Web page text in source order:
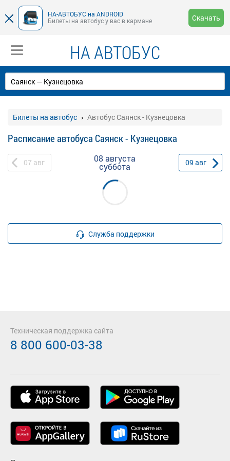
НА-АВТОБУС на ANDROID
Билеты на автобус у вас в кармане
Скачать
НА АВТОБУС
Билеты на автобус Автобус Саянск - Кузнецовка
Расписание автобуса Саянск - Кузнецовка
07 авг 08 августа
суббота 09 авг
Служба поддержки
Техническая поддержка сайта
8 800 600-03-38